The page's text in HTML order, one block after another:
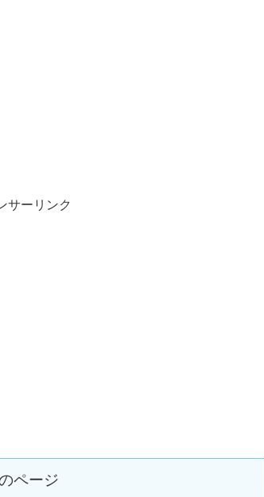
サーリンク
ページ